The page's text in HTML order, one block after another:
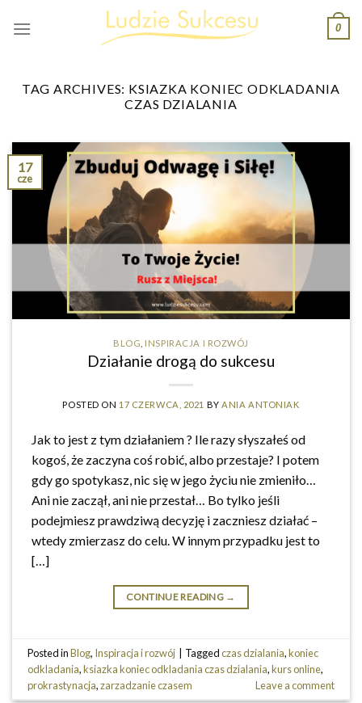
0
TAG ARCHIVES: KSIAZKA KONIEC ODKLADANIA
CZAS DZIALANIA
17
cze
BLOG INSPIRACJA I ROZWÓJ
Działanie drogą do sukcesu
POSTED ON 17 CZERWCA, 2021 BYANIA ANTONIAK
Jak to jest z tym działaniem ? Ile razy słyszałeś od
kogoś, że zaczyna coś robić, albo przestaje? I potem
gdy go spotykasz, nic się w jego życiu nie zmieniło…
Ani nie zaczął, ani nie przestał… Bo tylko jeśli
podejmiesz prawdziwą decyzję i zaczniesz działać –
wtedy zmierzasz do celu. W innym przypadku jest to
[…]
CONTINUE READING →
Posted inBlog, Inspiracja i rozwój Taggedczas dzialania,koniec
odkladania,ksiazka koniec odkladania czas dzialania,kurs online,
prokrastynacja,zarzadzanie czasem Leave a comment